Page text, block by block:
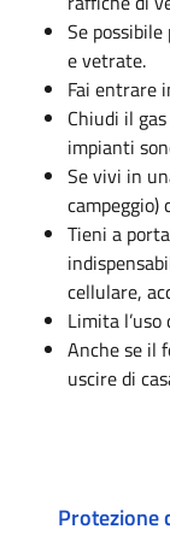
Se
e vetrate.
Fai entrare
Chiudi il
impianti
Se vivi in
campeggio)
Tieni a
cellulare,
Limita
Anche se il
uscire di
Protezione